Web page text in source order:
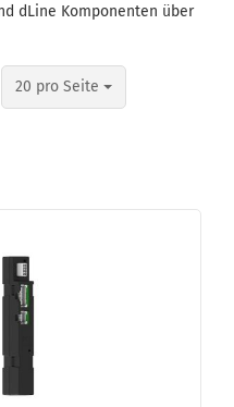
dLine Komponenten über
20 pro Seite
pro Seite